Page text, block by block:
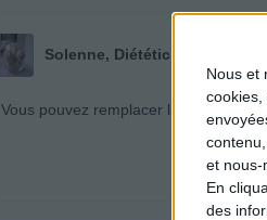
Nous et
cookies,
et nous-
En
des
Solenne, Diététicienne -
Vous pouvez remplacer la baguette